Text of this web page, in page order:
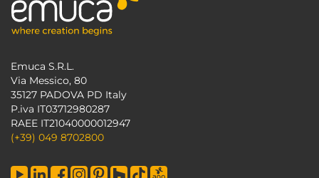
Emuca S.R.L.
Via Messico, 80
35127 PADOVA PD Italy
P.iva IT03712980287
RAEE IT21040000012947
(+39) 049 8702800